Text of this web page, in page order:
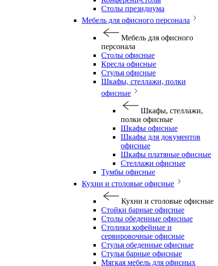
Столы президиума
Мебель для офисного персонала
Мебель для офисного
персонала
Столы офисные
Кресла офисные
Стулья офисные
Шкафы, стеллажи, полки
офисные
Шкафы, стеллажи,
полки офисные
Шкафы офисные
Шкафы для документов
офисные
Шкафы платяные офисные
Стеллажи офисные
Тумбы офисные
Кухни и столовые офисные
Кухни и столовые офисные
Стойки барные офисные
Столы обеденные офисные
Столики кофейные и
сервировочные офисные
Стулья обеденные офисные
Стулья барные офисные
Мягкая мебель для офисных